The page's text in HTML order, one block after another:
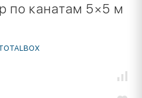
по канатам 5×5 м